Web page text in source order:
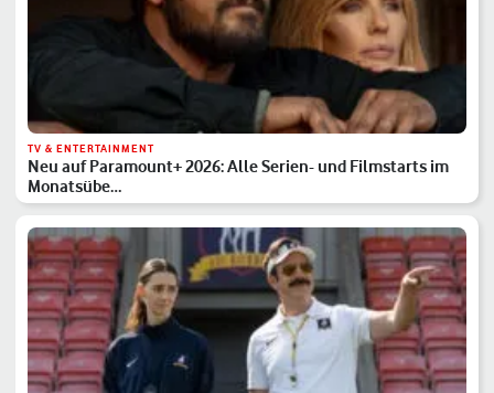
TV & ENTERTAINMENT
Neu auf Paramount+ 2026: Alle Serien- und Filmstarts im
Monatsübe…